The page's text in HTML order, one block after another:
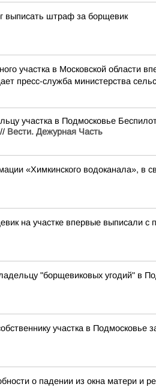
выписать штраф за борщевик
участка в Московской
пресс-служба министерства
участка в Подмосковье
Вести. Дежурная Часть
«Химкинского водоканала», в
на участке впервые выписали
"борщевиковых угодий" в
участка в Подмосковье
о падении из окна матери и